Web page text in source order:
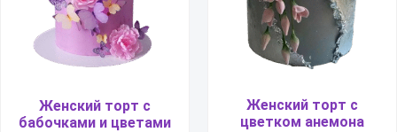
Женский торт с
бабочками и цветами
Женский торт с
цветком анемона